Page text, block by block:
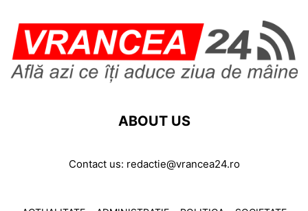
ABOUT US
Contact us: redactie@vrancea24.ro